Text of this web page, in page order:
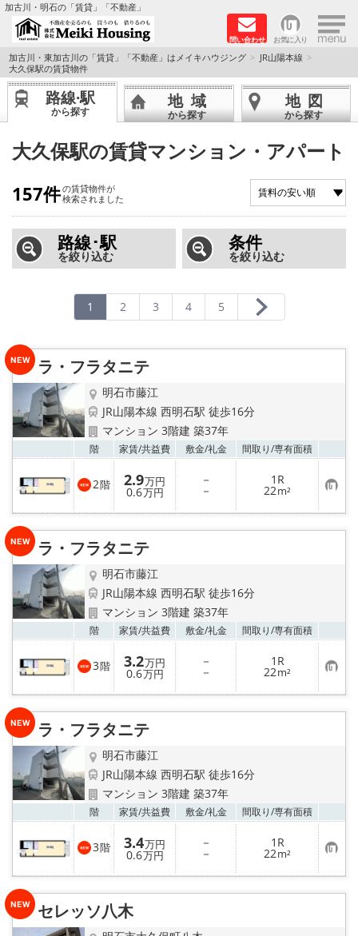
加古川・明石の「賃貸」「不動産」
問い合わせ お気に入り ×
TOPページ
☆メイキハウジングオススメ物件特集☆
ファミリー物件
ペットOK物件
◆新築物件の新設備で快適♪◆
路線·駅から探す
地域から探す
地図から探す
スタッフ紹介
Instagram
店舗情報·アクセス
会社概要
メールでお問い合わせ
加古川・東加古川の「賃貸」「不動産」はメイキハウジング
JR山陽本線
大久保駅の賃貸物件
路線·駅
から探す
地域
から探す
地図
から探す
大久保駅の賃貸マンション・アパート
157件の賃貸物件が
検索されました
路線･駅
を絞り込む
条件
を絞り込む
1 2 3 4 5
ラ・フラタニテ
明石市藤江
JR山陽本線 西明石駅 徒歩16分
マンション 3階建 築37年
階 家賃/共益費 敷金/礼金 間取り/専有面積
2階 2.9万円
0.6万円
－
－
1R
22m² お
気
に
り
ラ・フラタニテ
明石市藤江
JR山陽本線 西明石駅 徒歩16分
マンション 3階建 築37年
階 家賃/共益費 敷金/礼金 間取り/専有面積
3階 3.2万円
0.6万円
－
－
1R
22m² お
気
に
り
ラ・フラタニテ
明石市藤江
JR山陽本線 西明石駅 徒歩16分
マンション 3階建 築37年
階 家賃/共益費 敷金/礼金 間取り/専有面積
3階 3.4万円
0.6万円
－
－
1R
22m² お
気
に
り
セレッソ八木